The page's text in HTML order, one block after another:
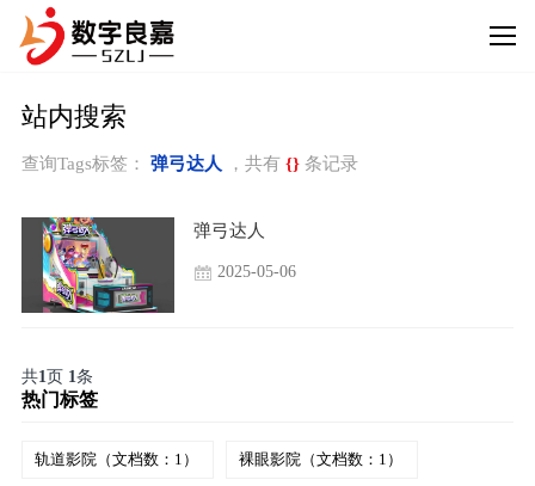
站内搜索
查询Tags标签： 弹弓达人 ，共有 {}条记录
弹弓达人
2025-05-06
共1页 1条
热门标签
轨道影院（文档数：1） 裸眼影院（文档数：1）